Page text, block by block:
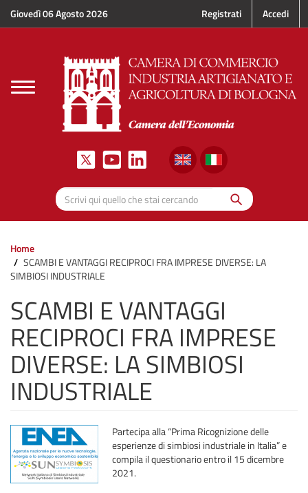
Salta al contenuto principale
Giovedì 06 Agosto 2026 Registrati Accedi
Toggle
navigation
Scrivi qui quello che stai cercando
Cerca
Home
SCAMBI E VANTAGGI RECIPROCI FRA IMPRESE DIVERSE: LA
SIMBIOSI INDUSTRIALE
SCAMBI E VANTAGGI
RECIPROCI FRA IMPRESE
DIVERSE: LA SIMBIOSI
INDUSTRIALE
Partecipa alla “Prima Ricognizione delle
esperienze di simbiosi industriale in Italia” e
compila il questionario entro il 15 dicembre
2021.